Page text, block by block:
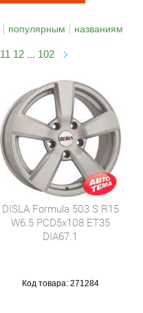
популярным названиям
11 12 102
DISLA Formula 503 S R15
W6.5 PCD5x108 ET35
DIA67.1
Код товара: 271284